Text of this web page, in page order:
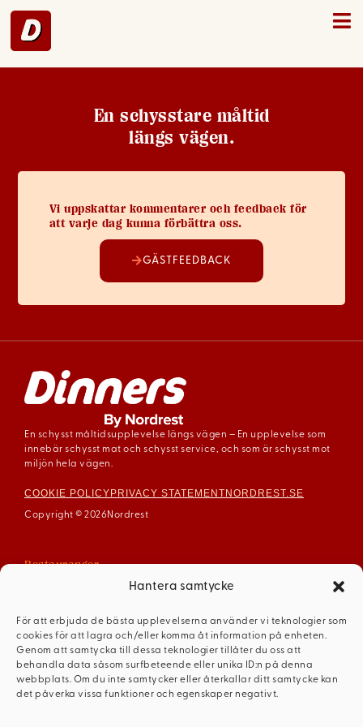
Hantera samtycke
För att erbjuda de bästa upplevelserna använder vi teknologier som
cookies för att lagra och/eller komma åt information på enheten.
Genom att samtycka till dessa teknologier tillåter du oss att
behandla data såsom surfbeteende eller unika ID:n på denna
webbplats. Om du inte samtycker eller återkallar ditt samtycke kan
det påverka vissa funktioner och egenskaper negativt.
Ödeshög – 36
En schysstare måltid
längs vägen.
Vi uppskattar kommentarer och feedback för
att varje dag kunna förbättra oss.
GÄSTFEEDBACK
En schysst måltidsupplevelse längs vägen – En upplevelse som
innebär schysst mat och schysst service, och som är schysst mot
miljön hela vägen.
COOKIE POLICY PRIVACY STATEMENT NORDREST.SE
Copyright © 2026 Nordrest
Restauranger
Gävle
Mariestad
Mellerud
Ödeshög